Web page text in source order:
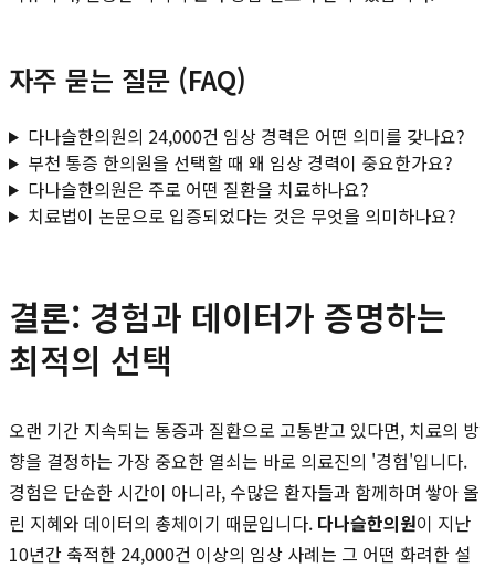
자주 묻는 질문 (FAQ)
다나슬한의원의 24,000건 임상 경력은 어떤 의미를 갖나요?
부천 통증 한의원을 선택할 때 왜 임상 경력이 중요한가요?
다나슬한의원은 주로 어떤 질환을 치료하나요?
치료법이 논문으로 입증되었다는 것은 무엇을 의미하나요?
결론: 경험과 데이터가 증명하는
최적의 선택
오랜 기간 지속되는 통증과 질환으로 고통받고 있다면, 치료의 방
향을 결정하는 가장 중요한 열쇠는 바로 의료진의 '경험'입니다.
경험은 단순한 시간이 아니라, 수많은 환자들과 함께하며 쌓아 올
린 지혜와 데이터의 총체이기 때문입니다. 다나슬한의원이 지난
10년간 축적한 24,000건 이상의 임상 사례는 그 어떤 화려한 설